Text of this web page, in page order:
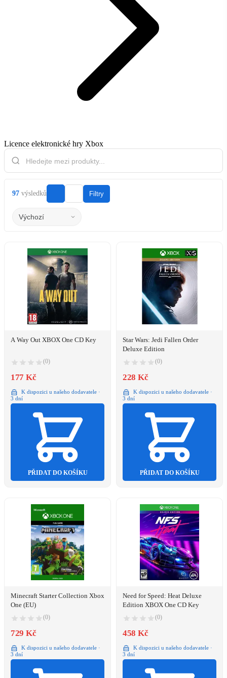
Licence elektronické hry Xbox
97 výsledků Filtry
A Way Out XBOX One CD Key
(0)
177 Kč
K dispozici u našeho dodavatele ·
3 dní
PŘIDAT DO KOŠÍKU
Star Wars: Jedi Fallen Order
Deluxe Edition
(0)
228 Kč
K dispozici u našeho dodavatele ·
3 dní
PŘIDAT DO KOŠÍKU
Minecraft Starter Collection Xbox
One (EU)
(0)
729 Kč
K dispozici u našeho dodavatele ·
3 dní
Need for Speed: Heat Deluxe
Edition XBOX One CD Key
(0)
458 Kč
K dispozici u našeho dodavatele ·
3 dní